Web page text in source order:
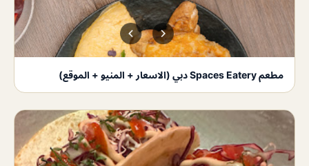
مطعم Spaces Eatery دبي (الاسعار + المنيو + الموقع)